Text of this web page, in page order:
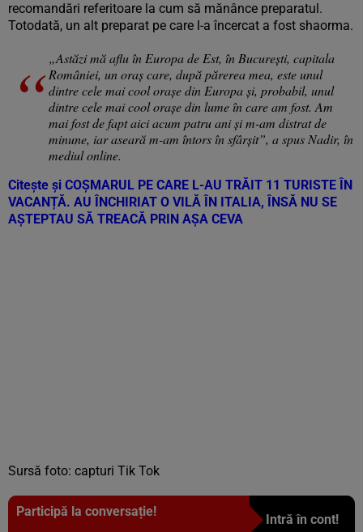
recomandări referitoare la cum să mănânce preparatul.
Totodată, un alt preparat pe care l-a încercat a fost shaorma.
„Astăzi mă aflu în Europa de Est, în București, capitala
României, un oraș care, după părerea mea, este unul
dintre cele mai cool orașe din Europa și, probabil, unul
dintre cele mai cool orașe din lume în care am fost. Am
mai fost de fapt aici acum patru ani și m-am distrat de
minune, iar aseară m-am întors în sfârșit”, a spus Nadir, în
mediul online.
Citește și COȘMARUL PE CARE L-AU TRĂIT 11 TURISTE ÎN
VACANȚĂ. AU ÎNCHIRIAT O VILĂ ÎN ITALIA, ÎNSĂ NU SE
AȘTEPTAU SĂ TREACĂ PRIN AȘA CEVA
Sursă foto: capturi Tik Tok
Participă la conversație!
Intră în cont!